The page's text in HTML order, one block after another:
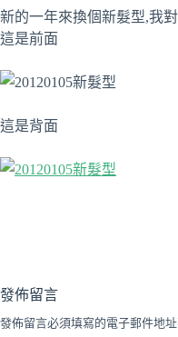
新的一年來換個新髮型,我
這是前面
這是背面
發佈留言
發佈留言必須填寫的電子郵件地址